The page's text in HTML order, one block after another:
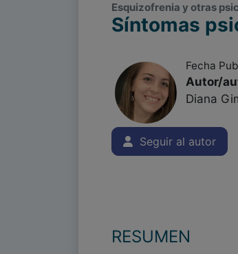
Esquizofrenia y otras
Síntomas
Fecha
Autor/
Diana
Seguir al autor
RESUMEN